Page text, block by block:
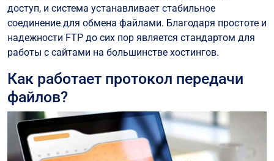
доступ, и система устанавливает стабильное
соединение для обмена файлами. Благодаря простоте и
надежности FTP до сих пор является стандартом для
работы с сайтами на большинстве хостингов.
Как работает протокол передачи
файлов?